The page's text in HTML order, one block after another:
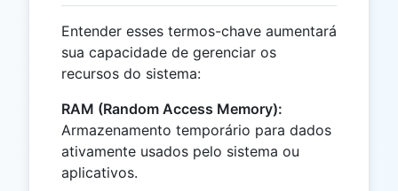
Entender esses termos-chave aumentará
sua capacidade de gerenciar os
recursos do sistema:
RAM (Random Access Memory):
Armazenamento temporário para dados
ativamente usados pelo sistema ou
aplicativos.